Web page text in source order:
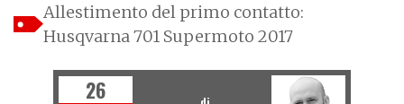
Allestimento del primo contatto:
Husqvarna 701 Supermoto 2017
26